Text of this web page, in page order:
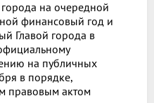
на очередной
финансовый год и
Главой города в
на публичных
в порядке,
правовым актом